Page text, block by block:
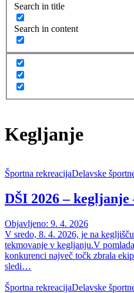
Search in title
Search in content
Kegljanje
Športna rekreacijaDelavske
DŠI 2026 – kegljanje
Objavljeno: 9. 4. 2026
V sredo, 8. 4. 2026, je na
tekmovanje v kegljanju.V
konkurenci največ točk zbrala
sledi…
Športna rekreacijaDelavske